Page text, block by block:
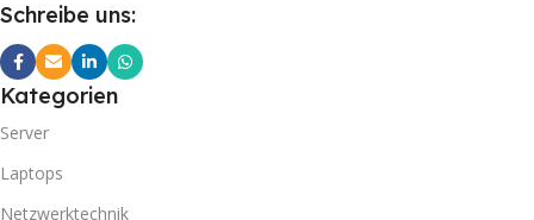
Schreibe uns:
Kategorien
Server
Laptops
Netzwerktechnik